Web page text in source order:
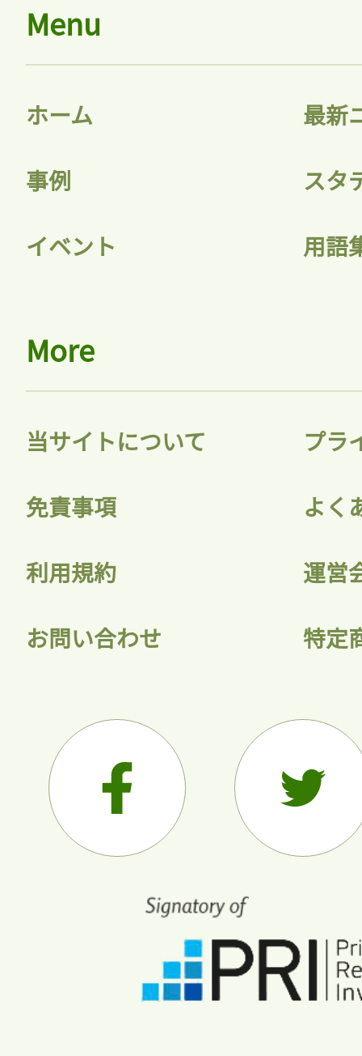
Menu
ホーム 最新
事例 スタ
イベント 用語
More
当サイトについて プラ
免責事項 よく
利用規約 運営
お問い合わせ 特定